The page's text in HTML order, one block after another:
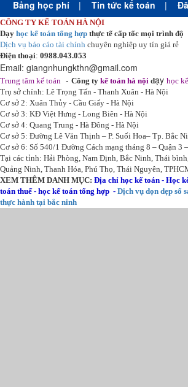
Bảng học phí
| Tin tức kế toán |
CÔNG TY KẾ TOÁN HÀ NỘI
Dạy học kế toán tổng hợp thực tế cấp tốc mọi trình độ
Dịch vụ báo cáo tài chính chuyên nghiệp uy tín giá rẻ
Điện thoại: 0988.043.053
Email: giangnhungkthn@gmail.com
Trung tâm kế toán - Công ty kế toán hà nội dạy học
Trụ sở chính: Lê Trọng Tấn - Thanh Xuân - Hà Nội
Cơ sở 2: Xuân Thủy - Cầu Giấy - Hà Nội
Cơ sở 3: KĐ Việt Hưng - Long Biên - Hà Nội
Cơ sở 4: Quang Trung - Hà Đông - Hà Nội
Cơ sở 5: Đường Lê Văn Thịnh – P. Suối Hoa– Tp. Bắc
Cơ sở 6: Số 540/1 Đường Cách mạng tháng 8 – Quận 3
Tại các tỉnh: Hải Phòng, Nam Định, Bắc Ninh, Thái
Quảng Ninh, Thanh Hóa, Phú Thọ, Thái Nguyên,
XEM THÊM DANH MỤC: Địa chỉ học kế toán - Học
toán thuế- học kế toán tổng hợp - Dịch vụ dọn dẹp sổ
thực hành tại bắc ninh